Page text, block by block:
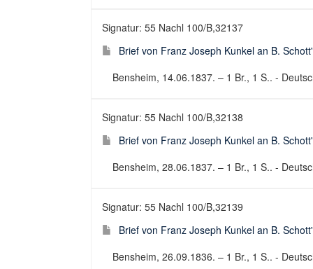
Signatur: 55 Nachl 100/B,32137
Brief von Franz Joseph Kunkel an B.
Bensheim, 14.06.1837. – 1 Br., 1 S.. -
Signatur: 55 Nachl 100/B,32138
Brief von Franz Joseph Kunkel an B.
Bensheim, 28.06.1837. – 1 Br., 1 S.. -
Signatur: 55 Nachl 100/B,32139
Brief von Franz Joseph Kunkel an B.
Bensheim, 26.09.1836. – 1 Br., 1 S.. -